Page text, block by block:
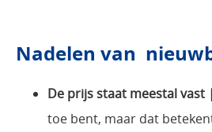
Nadelen van
De prijs staat meestal vast |
toe bent, maar dat